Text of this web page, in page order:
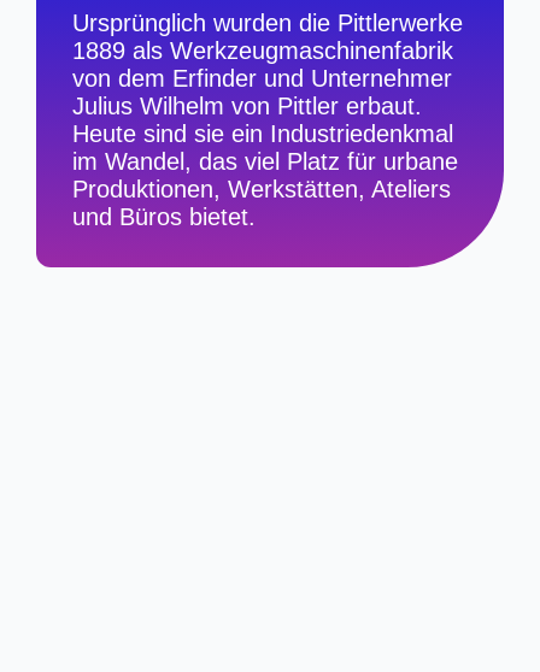
Ursprünglich wurden die Pittlerwerke
1889 als Werkzeugmaschinenfabrik
von dem Erfinder und Unternehmer
Julius Wilhelm von Pittler erbaut.
Heute sind sie ein Industriedenkmal
im Wandel, das viel Platz für urbane
Produktionen, Werkstätten, Ateliers
und Büros bietet.